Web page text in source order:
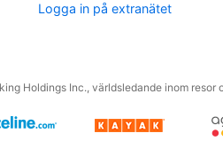
Logga in på extranätet
Holdings Inc., världsledande inom resor